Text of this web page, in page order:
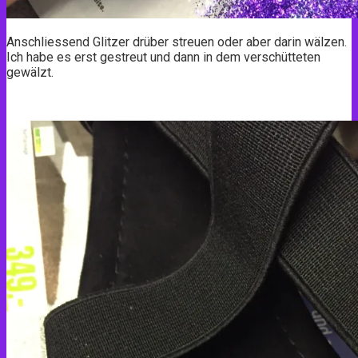
Anschliessend Glitzer drüber streuen oder aber darin wälzen.
Ich habe es erst gestreut und dann in dem verschütteten
gewälzt.